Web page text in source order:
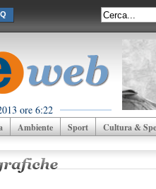
ore 6:22
Ambiente Sport Cultura &